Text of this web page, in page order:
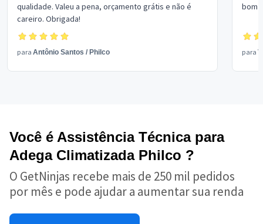
qualidade. Valeu a pena, orçamento grátis e não é
careiro. Obrigada!
para Antônio Santos / Philco
bom
para
Você é Assistência Técnica para
Adega Climatizada Philco ?
O GetNinjas recebe mais de 250 mil pedidos
por mês e pode ajudar a aumentar sua renda